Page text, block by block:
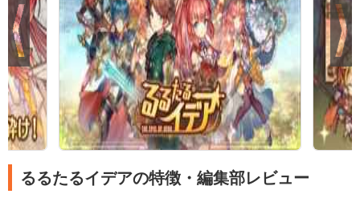
るるたるイデアの特徴・編集部レビュー